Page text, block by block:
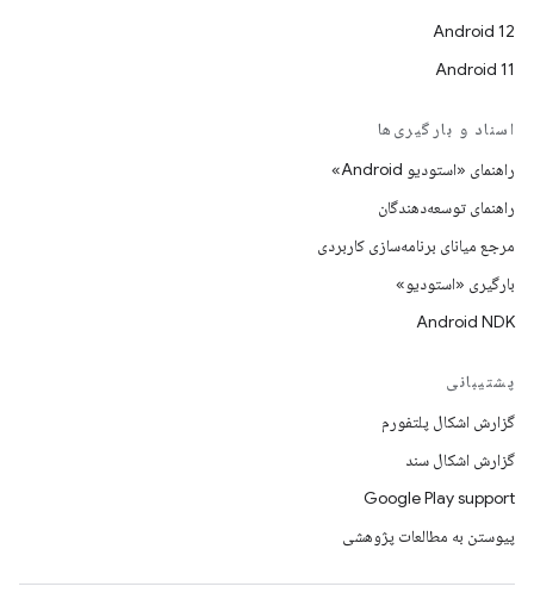
Android 12
Android 11
اسناد و بارگیری‌ها
راهنمای «استودیو Android»
راهنمای توسعه‌دهندگان
مرجع میانای برنامه‌سازی کاربردی
بارگیری «استودیو»
Android NDK
پشتیبانی
گزارش اشکال پلتفورم
گزارش اشکال سند
Google Play support
پیوستن به مطالعات پژوهشی